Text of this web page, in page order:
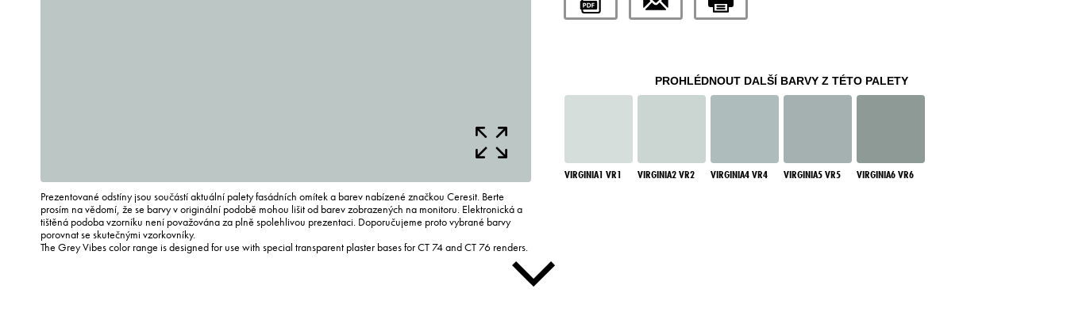
Prezentované odstíny jsou součástí aktuální palety fasádních omítek a barev nabízené značkou Ceresit. Berte
prosím na vědomí, že se barvy v originální podobě mohou lišit od barev zobrazených na monitoru. Elektronická a
tištěná podoba vzorníku není považována za plně spolehlivou prezentaci. Doporučujeme proto vybrané barvy
porovnat se skutečnými vzorkovníky.
The Grey Vibes color range is designed for use with special transparent plaster bases for CT 74 and CT 76 renders.
PROHLÉDNOUT DALŠÍ BARVY Z TÉTO PALETY
VIRGINIA1 VR1 VIRGINIA2 VR2 VIRGINIA4 VR4 VIRGINIA5 VR5 VIRGINIA6 VR6